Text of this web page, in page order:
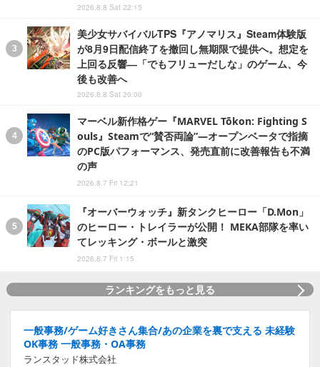
2026.8.8 Sat 22:15
美少女サバイバルTPS『アノマリス』Steam体験版
が8月9日配信終了を撤回し無期限で提供へ。想定を
上回る反響―「でもフリューだしな」のゲーム、今
後も改善へ
2026.8.8 Sat 20:00
マーベル新作格ゲー『MARVEL Tōkon: Fighting S
ouls』Steamで“賛否両論”―オープンベータで指摘
のPC版パフォーマンス、発売直前に改善報告も不満
の声
2026.8.7 Fri 12:21
『オーバーウォッチ』新タンクヒーロー「D.Mon」
のヒーロー・トレイラーが公開！ MEKA部隊を率い
てレッキング・ボールと激突
2026.8.7 Fri 1:15
ランキングをもっと見る
一般事務/ゲーム好きさん集合/あの企業を裏で支える 未経験
OK事務 一般事務・OA事務
ランスタッド株式会社